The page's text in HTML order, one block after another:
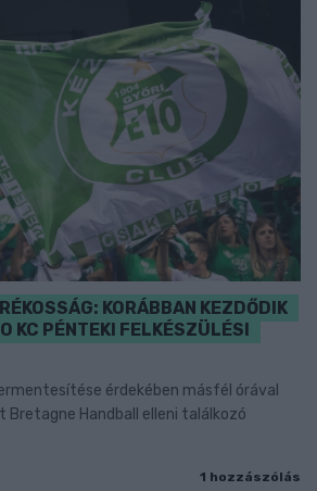
KORÁBBAN KEZDŐDIK
KC PÉNTEKI FELKÉSZÜLÉSI
érdekében másfél órával
Bretagne Handball elleni találkozó
1 hozzászólás